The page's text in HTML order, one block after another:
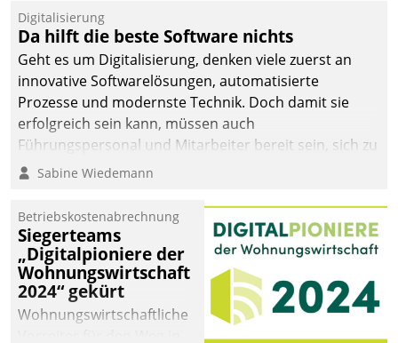
Digitalisierung
Da hilft die beste Software nichts
Geht es um Digitalisierung, denken viele zuerst an
innovative Softwarelösungen, automatisierte
Prozesse und modernste Technik. Doch damit sie
erfolgreich sein kann, müssen auch
Führungspersonal und Mitarbeiter bereit sein, sich zu
verändern und anzupassen, sonst werden sie an ihr
Sabine Wiedemann
Betriebskostenabrechnung
Siegerteams
„Digitalpioniere der
Wohnungswirtschaft
2024“ gekürt
Wohnungswirtschaftliche